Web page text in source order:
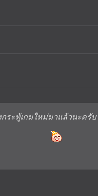
ระทู้เกมใหม่มาแล้วนะครั